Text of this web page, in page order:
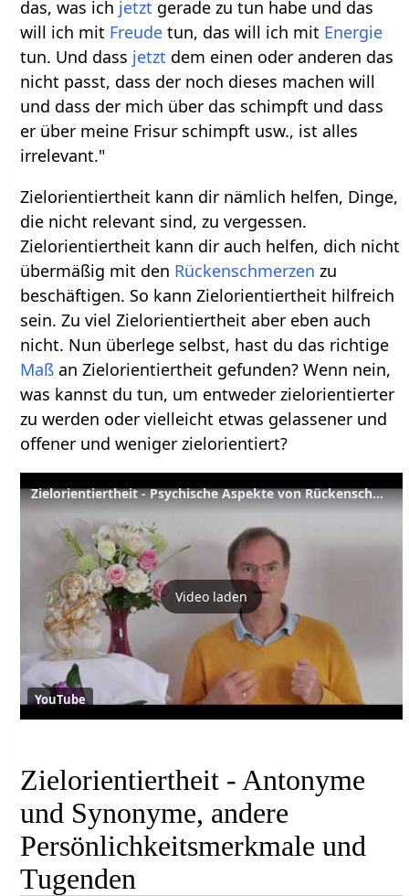
das, was ich jetzt gerade zu tun habe und das
will ich mit Freude tun, das will ich mit Energie
tun. Und dass jetzt dem einen oder anderen das
nicht passt, dass der noch dieses machen will
und dass der mich über das schimpft und dass
er über meine Frisur schimpft usw., ist alles
irrelevant."
Zielorientiertheit kann dir nämlich helfen, Dinge,
die nicht relevant sind, zu vergessen.
Zielorientiertheit kann dir auch helfen, dich nicht
übermäßig mit den Rückenschmerzen zu
beschäftigen. So kann Zielorientiertheit hilfreich
sein. Zu viel Zielorientiertheit aber eben auch
nicht. Nun überlege selbst, hast du das richtige
Maß an Zielorientiertheit gefunden? Wenn nein,
was kannst du tun, um entweder zielorientierter
zu werden oder vielleicht etwas gelassener und
offener und weniger zielorientiert?
Zielorientiertheit - Psychische Aspekte von Rückenschmerzen
Video laden
YouTube
Zielorientiertheit - Antonyme
und Synonyme, andere
Persönlichkeitsmerkmale und
Tugenden